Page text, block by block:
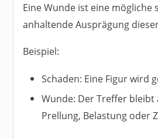
Eine Wunde ist eine mögliche
anhaltende Ausprägung
Beispiel:
Schaden: Eine Figur wird
Wunde: Der Treffer bleibt
Prellung, Belastung oder